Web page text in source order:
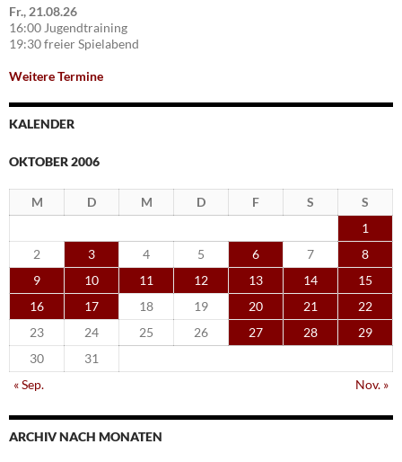
Fr., 21.08.26
16:00 Jugendtraining
19:30 freier Spielabend
Weitere Termine
KALENDER
OKTOBER 2006
M D M D F S
S
1
2
3 4 5 6 7
8
9
10 11 12 13 14
15
16
17 18 19 20 21
22
23
24 25 26 27 28
29
30
31
« Sep.
Nov. »
ARCHIV NACH MONATEN